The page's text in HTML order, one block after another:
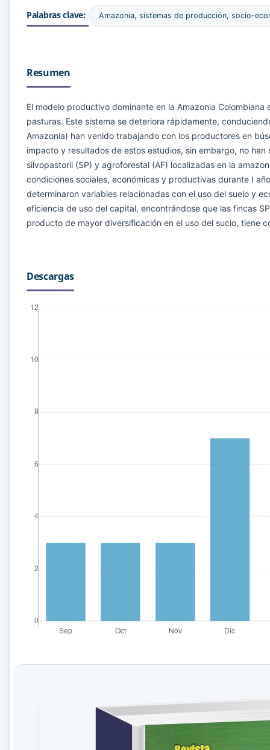
Palabras clave: Amazonia, sistemas de producción, socio-
Resumen
El modelo productivo dominante en la Amazonia
pasturas. Este sistema se deteriora rápidamente,
Amazonia) han venido trabajando con los productores en
impacto y resultados de estos estudios, sin embargo, no
silvopastoril (SP) y agroforestal (AF) localizadas en la
condiciones sociales, económicas y productivas durante I
determinaron variables relacionadas con el uso del suelo y
eficiencia de uso del capital, encontrándose que las fincas
producto de mayor diversificación en el uso del sucio, tiene
Descargas